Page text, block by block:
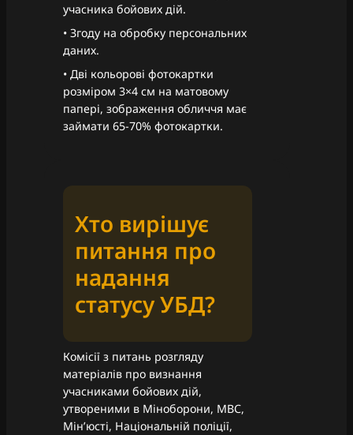
учасника бойових дій.
• Згоду на обробку персональних
даних.
• Дві кольорові фотокартки
розміром 3×4 см на матовому
папері, зображення обличчя має
займати 65-70% фотокартки.
Хто вирішує
питання про
надання
статусу УБД?
Комісії з питань розгляду
матеріалів про визнання
учасниками бойових дій,
утвореними в Міноборони, МВС,
Мін’юсті, Національній поліції,